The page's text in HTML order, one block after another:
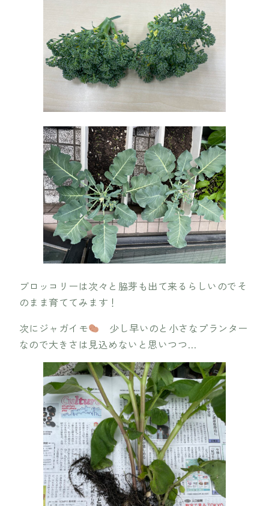
ブロッコリーは次々と脇芽も出て来るらしいのでそ
のまま育ててみます！
次にジャガイモ
少し早いのと小さなプランター
なので大きさは見込めないと思いつつ…